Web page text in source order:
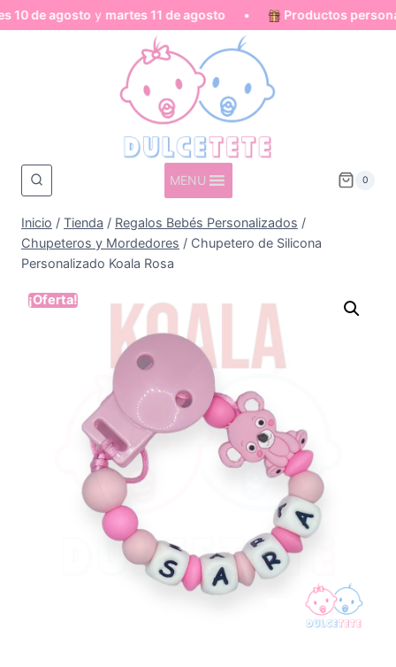
de agostoymartes 11 de agosto• Productos
MENU 0
Inicio / Tienda / Regalos Bebés Personalizados /
Chupeteros y Mordedores / Chupetero de Silicona
Personalizado Koala Rosa
¡Oferta!